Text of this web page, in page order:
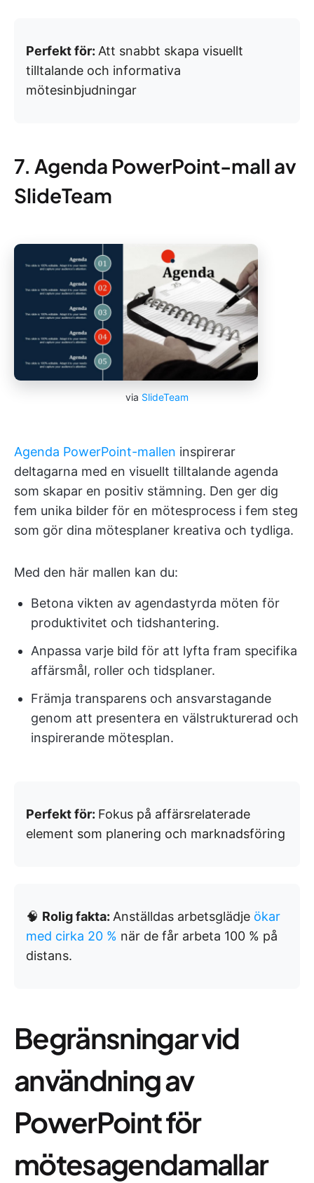
Perfekt för: Att snabbt skapa visuellt
tilltalande och informativa
mötesinbjudningar
7. Agenda PowerPoint-mall av
SlideTeam
via SlideTeam
Agenda PowerPoint-mallen inspirerar
deltagarna med en visuellt tilltalande agenda
som skapar en positiv stämning. Den ger dig
fem unika bilder för en mötesprocess i fem steg
som gör dina mötesplaner kreativa och tydliga.
Med den här mallen kan du:
Betona vikten av agendastyrda möten för
produktivitet och tidshantering.
Anpassa varje bild för att lyfta fram specifika
affärsmål, roller och tidsplaner.
Främja transparens och ansvarstagande
genom att presentera en välstrukturerad och
inspirerande mötesplan.
Perfekt för: Fokus på affärsrelaterade
element som planering och marknadsföring
🧠 Rolig fakta: Anställdas arbetsglädje ökar
med cirka 20 % när de får arbeta 100 % på
distans.
Begränsningar vid
användning av
PowerPoint för
mötesagendamallar